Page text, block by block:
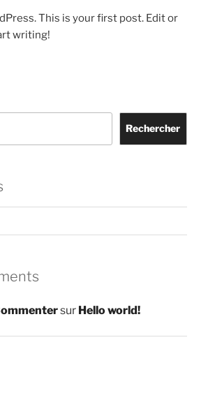
This is your first post. Edit or
writing!
Rechercher
sur Hello world!